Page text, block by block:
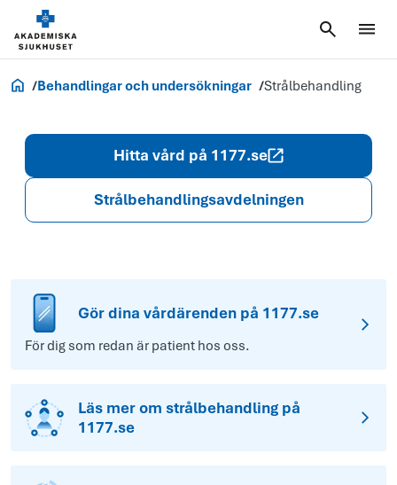
Akademiska.se
Behandlingar och undersökningar Strålbehandling
Hitta vård på 1177.se
Strålbehandlingsavdelningen
Gör dina vårdärenden på 1177.se
För dig som redan är patient hos oss.
Läs mer om strålbehandling på
1177.se